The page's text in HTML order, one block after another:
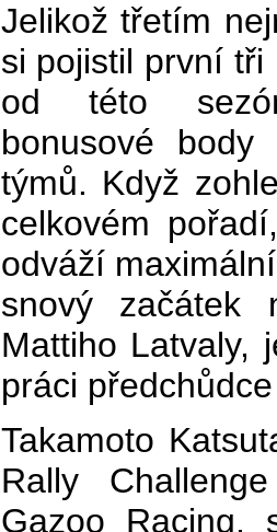
Jelikož třetím
si pojistil první
od této
bonusové
týmů. Když
celkovém
odváží
snový začátek
Mattiho Latvaly,
práci
Takamoto
Rally
Gazoo Racing,